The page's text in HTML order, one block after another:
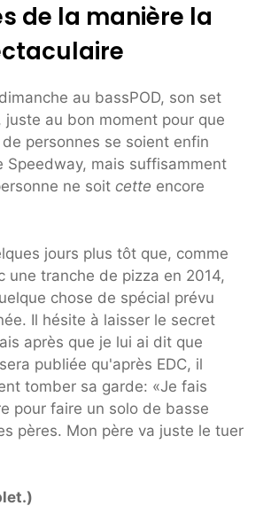
de la manière la
au bassPOD, son set
au bon moment pour que
personnes se soient enfin
Speedway, mais suffisamment
ne soit cette encore
jours plus tôt que, comme
une tranche de pizza en 2014,
chose de spécial prévu
Il hésite à laisser le secret
après que je lui ai dit que
publiée qu'après EDC, il
tomber sa garde: «Je fais
pour faire un solo de basse
pères. Mon père va juste le tuer